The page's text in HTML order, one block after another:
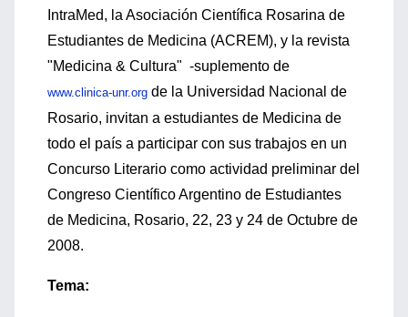
IntraMed, la Asociación Científica Rosarina de
Estudiantes de Medicina (ACREM), y la revista
"Medicina & Cultura" -suplemento de
www.clinica-unr.org de la Universidad Nacional de
Rosario, invitan a estudiantes de Medicina de
todo el país a participar con sus trabajos en un
Concurso Literario como actividad preliminar del
Congreso Científico Argentino de Estudiantes
de Medicina, Rosario, 22, 23 y 24 de Octubre de
2008.
Tema: